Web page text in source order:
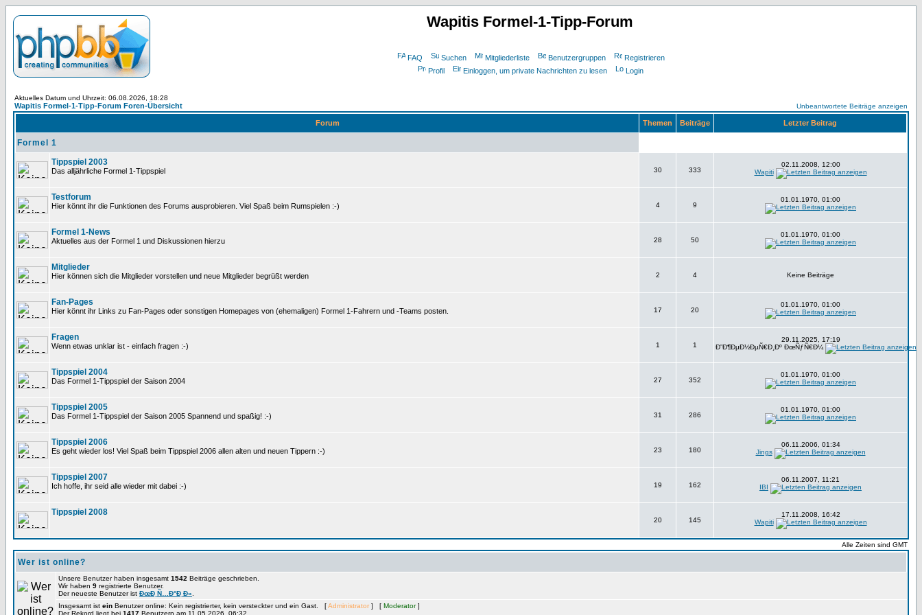
Wapitis Formel-1-Tipp-Forum
FAQ Suchen Mitgliederliste Benutzergruppen
Registrieren
Profil
Einloggen, um private Nachrichten zu lesen Login
Aktuelles Datum und Uhrzeit: 06.08.2026, 18:28
Wapitis Formel-1-Tipp-Forum Foren-Übersicht Unbeantwortete Beiträge anzeigen
Forum Themen Beiträge Letzter Beitrag
Formel 1
Tippspiel 2003
Das alljährliche Formel 1-Tippspiel 30 333
02.11.2008, 12:00
Wapiti
Testforum
Hier könnt ihr die Funktionen des Forums ausprobieren. Viel Spaß beim Rumspielen :-) 4 9
01.01.1970, 01:00
Formel 1-News
Aktuelles aus der Formel 1 und Diskussionen hierzu 28 50
01.01.1970, 01:00
Mitglieder
Hier können sich die Mitglieder vorstellen und neue Mitglieder begrüßt werden 2 4 Keine Beiträge
Fan-Pages
Hier könnt ihr Links zu Fan-Pages oder sonstigen Homepages von (ehemaligen) Formel 1-Fahrern und -Teams posten. 17 20
01.01.1970, 01:00
Fragen
Wenn etwas unklar ist - einfach fragen :-) 1 1
29.11.2025, 17:19
Ð”Ð¶ÐµÐ½ÐµÑ€Ð¸Ðº ÐœÑƒÑ€Ð¼
Tippspiel 2004
Das Formel 1-Tippspiel der Saison 2004 27 352
01.01.1970, 01:00
Tippspiel 2005
Das Formel 1-Tippspiel der Saison 2005 Spannend und spaßig! :-) 31 286
01.01.1970, 01:00
Tippspiel 2006
Es geht wieder los! Viel Spaß beim Tippspiel 2006 allen alten und neuen Tippern :-) 23 180
06.11.2006, 01:34
Jings
Tippspiel 2007
Ich hoffe, ihr seid alle wieder mit dabei :-) 19 162
06.11.2007, 11:21
IBI
Tippspiel 2008
20 145
17.11.2008, 16:42
Wapiti
Alle Zeiten sind GMT
Wer ist online?
Unsere Benutzer haben insgesamt 1542 Beiträge geschrieben.
Wir haben 9 registrierte Benutzer.
Der neueste Benutzer ist ÐœÐ¸Ñ…Ð°Ð¸Ð»
Insgesamt ist ein Benutzer online: Kein registrierter, kein versteckter und ein Gast. [Administrator ] [ Moderator]
Der Rekord liegt bei 1417 Benutzern am 11.05.2026, 06:32.